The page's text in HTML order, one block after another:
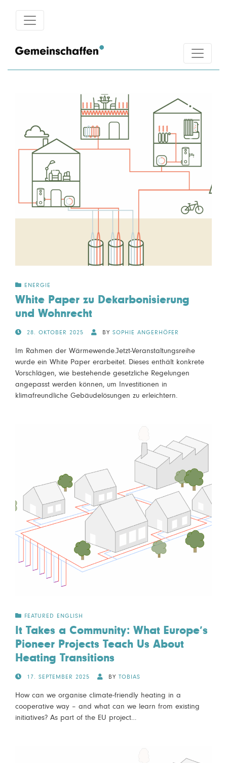
ENERGIE
White Paper zu Dekarbonisierung
und Wohnrecht
POSTED28. OKTOBER 2025 BY SOPHIE ANGERHÖFER
Im Rahmen der Wärmewende.Jetzt-Veranstaltungsreihe
wurde ein White Paper erarbeitet. Dieses enthält konkrete
Vorschlägen, wie bestehende gesetzliche Regelungen
angepasst werden können, um Investitionen in
klimafreundliche Gebäudelösungen zu erleichtern.
FEATURED ENGLISH
It Takes a Community: What Europe’s
Pioneer Projects Teach Us About
Heating Transitions
POSTED17. SEPTEMBER 2025 BY TOBIAS
How can we organise climate-friendly heating in a
cooperative way – and what can we learn from existing
initiatives? As part of the EU project…